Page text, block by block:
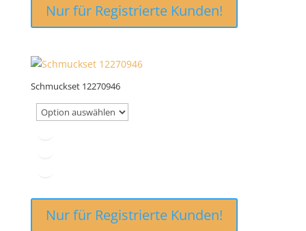
Nur für Registrierte Kunden!
Schmuckset 12270946
Nur für Registrierte Kunden!